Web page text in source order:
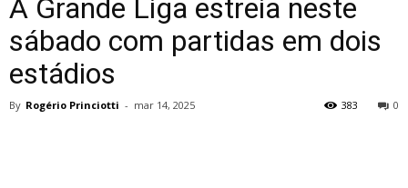
A Grande Liga estreia neste
sábado com partidas em dois
estádios
By Rogério Princiotti - mar 14, 2025 0
383